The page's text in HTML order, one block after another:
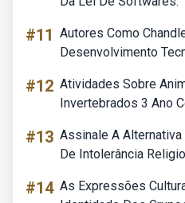
#11 Autores Como
Desenvolvimento
#12 Atividades Sobre
Invertebrados 3 Ano
#13 Assinale A
De Intolerância
#14 As Expressões